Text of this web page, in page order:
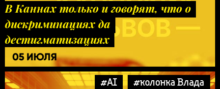
В Каннах только и говорят, что о
дискриминациях да
дестигматизациях
05 ИЮЛЯ
#AI
#колонка Влада